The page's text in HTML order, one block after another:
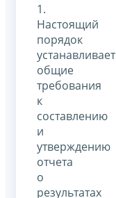
1.
Настоящий
порядок
устанавливает
общие
требования
к
составлению
и
утверждению
отчета
о
результатах